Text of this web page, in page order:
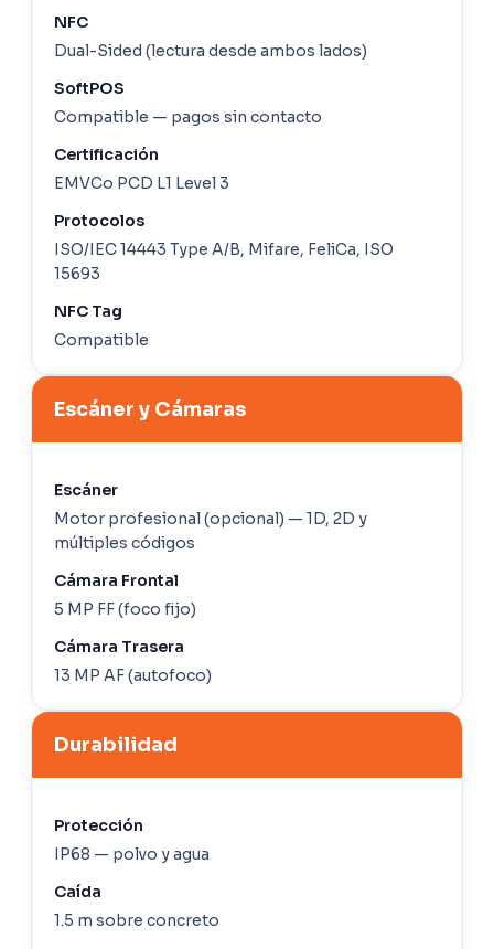
NFC
Dual-Sided (lectura desde ambos lados)
SoftPOS
Compatible — pagos sin contacto
Certificación
EMVCo PCD L1 Level 3
Protocolos
ISO/IEC 14443 Type A/B, Mifare, FeliCa, ISO
15693
NFC Tag
Compatible
Escáner y Cámaras
Escáner
Motor profesional (opcional) — 1D, 2D y
múltiples códigos
Cámara Frontal
5 MP FF (foco fijo)
Cámara Trasera
13 MP AF (autofoco)
Durabilidad
Protección
IP68 — polvo y agua
Caída
1.5 m sobre concreto